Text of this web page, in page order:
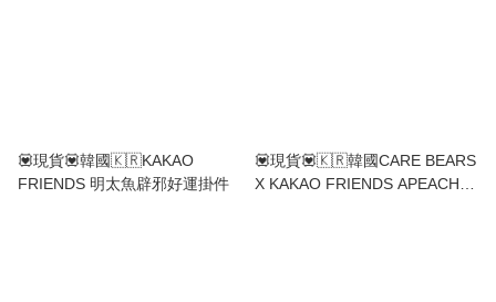
💟現貨💟韓國🇰🇷KAKAO
FRIENDS 明太魚辟邪好運掛件
💟現貨💟🇰🇷韓國CARE BEARS
X KAKAO FRIENDS APEACH